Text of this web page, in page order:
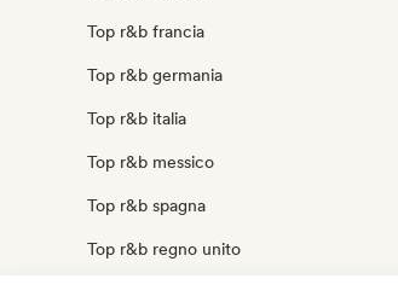
Top r&b francia
Top r&b germania
Top r&b italia
Top r&b messico
Top r&b spagna
Top r&b regno unito